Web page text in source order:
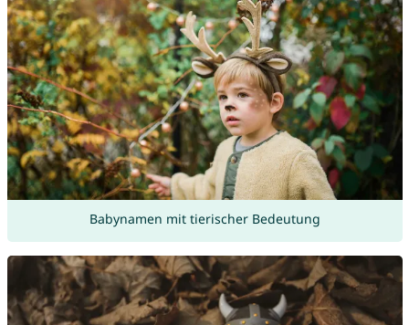
Babynamen mit tierischer Bedeutung